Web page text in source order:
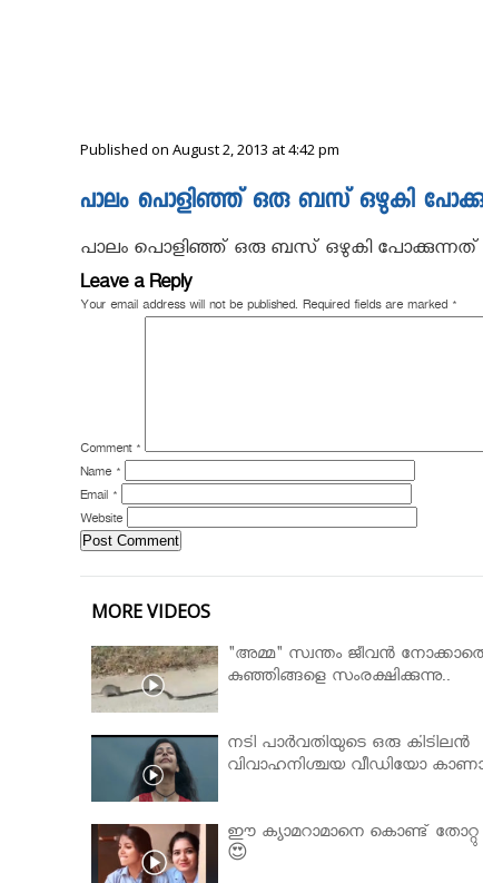
Published on August 2, 2013 at 4:42 pm
പാലം പൊളിഞ്ഞ് ഒരു ബസ്‌ ഒഴുകി
പാലം പൊളിഞ്ഞ് ഒരു ബസ്‌ ഒഴുകി പോക്കുന്നത്
Leave a Reply
Your email address will not be published. Required fields are marked *
Comment *
Name *
Email *
Website
MORE VIDEOS
"അമ്മ" സ്വന്തം ജീവൻ
കുഞ്ഞിങ്ങളെ സംരക്ഷിക്കുന്നു..
നടി പാർവതിയുടെ ഒരു കിടിലൻ
വിവാഹനിശ്ചയ വീഡിയോ
ഈ ക്യാമറാമാനെ കൊണ്ട് തോറ്റു
😍